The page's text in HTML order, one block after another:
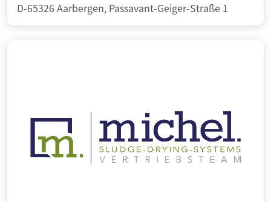
D-65326 Aarbergen, Passavant-Geiger-Straße 1